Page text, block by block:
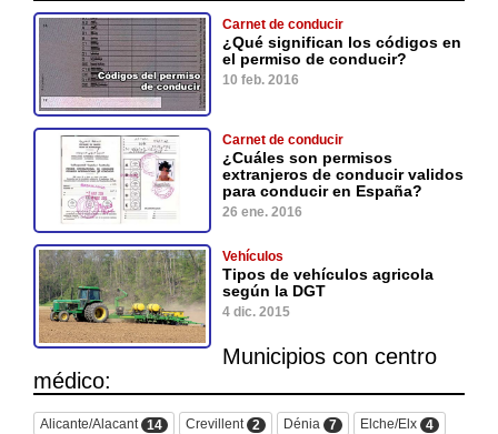
Carnet de conducir
¿Qué significan los códigos en
el permiso de conducir?
10 feb. 2016
Carnet de conducir
¿Cuáles son permisos
extranjeros de conducir validos
para conducir en España?
26 ene. 2016
Vehículos
Tipos de vehículos agricola
según la DGT
4 dic. 2015
Municipios con centro
médico:
Alicante/Alacant 14 Crevillent 2 Dénia 7 Elche/Elx 4